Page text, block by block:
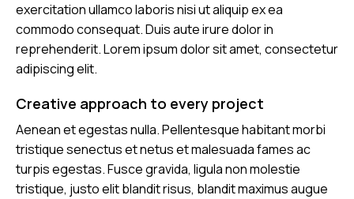
exercitation ullamco laboris nisi ut aliquip ex ea
commodo consequat. Duis aute irure dolor in
reprehenderit. Lorem ipsum dolor sit amet, consectetur
adipiscing elit.
Creative approach to every project
Aenean et egestas nulla. Pellentesque habitant morbi
tristique senectus et netus et malesuada fames ac
turpis egestas. Fusce gravida, ligula non molestie
tristique, justo elit blandit risus, blandit maximus augue